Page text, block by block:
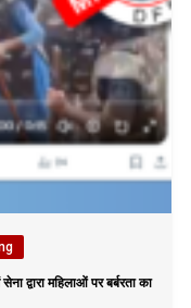
द्वारा महिलाओं पर बर्बरता का